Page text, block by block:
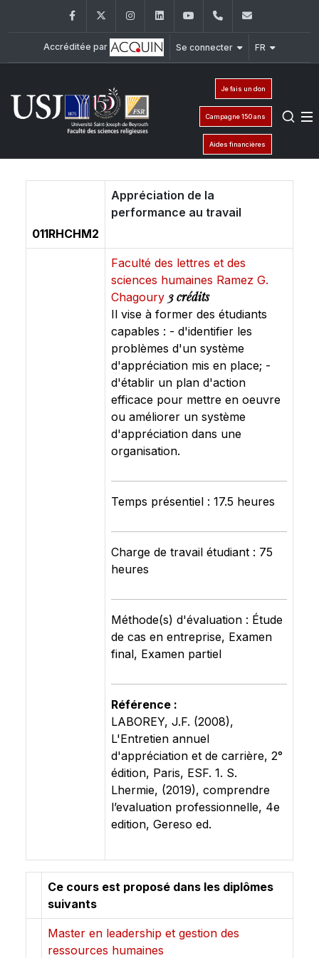
FacebookTwitter InstagramLinkedInYouTube+961 (1) 421 586
Accréditée par Se connecter FR
Je fais un don
Campagne 150 ans
Aides financières
011RHCHM2
Appréciation de la
performance au travail
Faculté des lettres et des
sciences humaines Ramez G.
Chagoury 3 crédits
Il vise à former des étudiants
capables : - d'identifier les
problèmes d'un système
d'appréciation mis en place; -
d'établir un plan d'action
efficace pour mettre en oeuvre
ou améliorer un système
d'appréciation dans une
organisation.
Temps présentiel : 17.5 heures
Charge de travail étudiant : 75
heures
Méthode(s) d'évaluation : Étude
de cas en entreprise, Examen
final, Examen partiel
Référence :
LABOREY, J.F. (2008),
L'Entretien annuel
d'appréciation et de carrière, 2°
édition, Paris, ESF. 1. S.
Lhermie, (2019), comprendre
l’evaluation professionnelle, 4e
edition, Gereso ed.
Ce cours est proposé dans les diplômes
suivants
Master en leadership et gestion des
ressources humaines